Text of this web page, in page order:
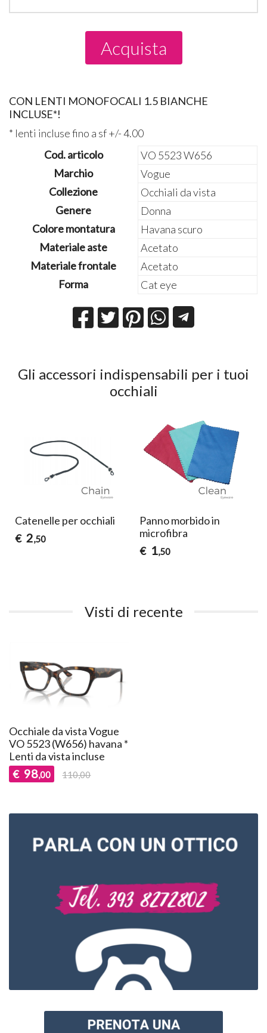
Acquista
CON LENTI MONOFOCALI 1.5 BIANCHE
INCLUSE*!
* lenti incluse fino a sf +/- 4.00
Cod. articolo
VO 5523 W656
Marchio
Vogue
Collezione
Occhiali da vista
Genere
Donna
Colore montatura
Havana scuro
Materiale aste
Acetato
Materiale frontale
Acetato
Forma
Cat eye
Gli accessori indispensabili per i tuoi
occhiali
Catenelle per occhiali
€ 2,50
Panno morbido in
microfibra
€ 1,50
Visti di recente
Occhiale da vista Vogue
VO 5523 (W656) havana *
Lenti da vista incluse
€ 98,00 110,00